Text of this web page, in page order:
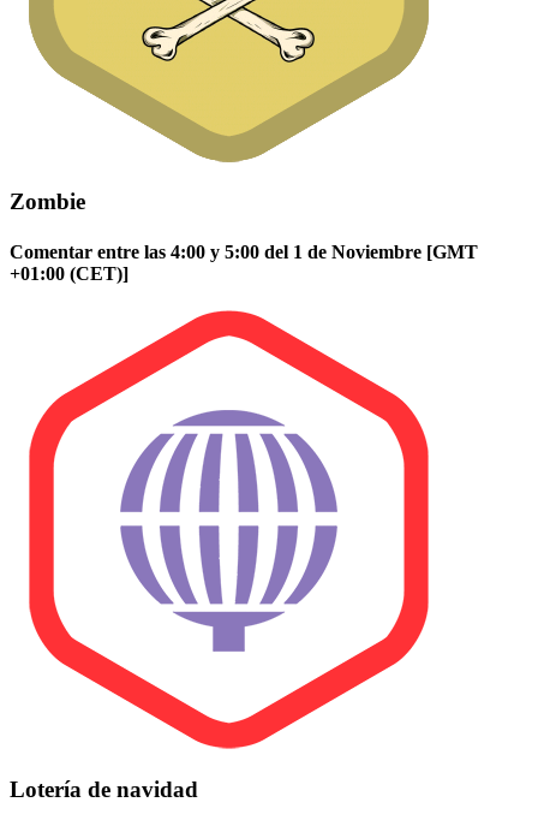
Zombie
Comentar entre las 4:00 y 5:00 del 1 de Noviembre [GMT
+01:00 (CET)]
Lotería de navidad